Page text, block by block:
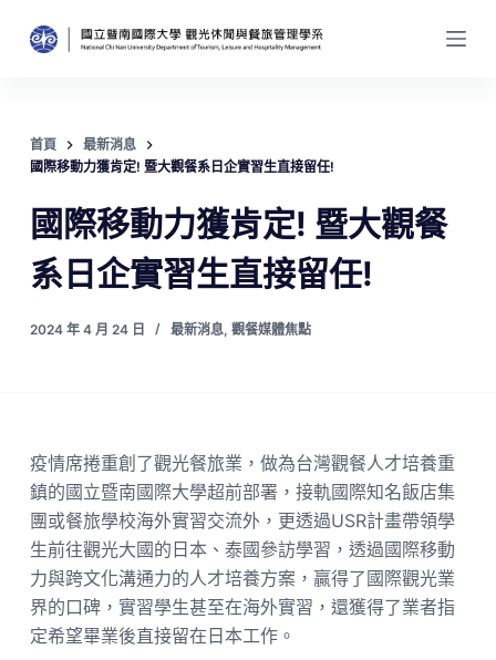
跳
至
內
容
首頁
最新消息
國際移動力獲肯定! 暨大觀餐系日企實習生直接留任!
國際移動力獲肯定! 暨大觀餐
系日企實習生直接留任!
2024 年 4 月 24 日 最新消息, 觀餐媒體焦點
疫情席捲重創了觀光餐旅業，做為台灣觀餐人才培養重
鎮的國立暨南國際大學超前部署，接軌國際知名飯店集
團或餐旅學校海外實習交流外，更透過USR計畫帶領學
生前往觀光大國的日本、泰國參訪學習，透過國際移動
力與跨文化溝通力的人才培養方案，贏得了國際觀光業
界的口碑，實習學生甚至在海外實習，還獲得了業者指
定希望畢業後直接留在日本工作。